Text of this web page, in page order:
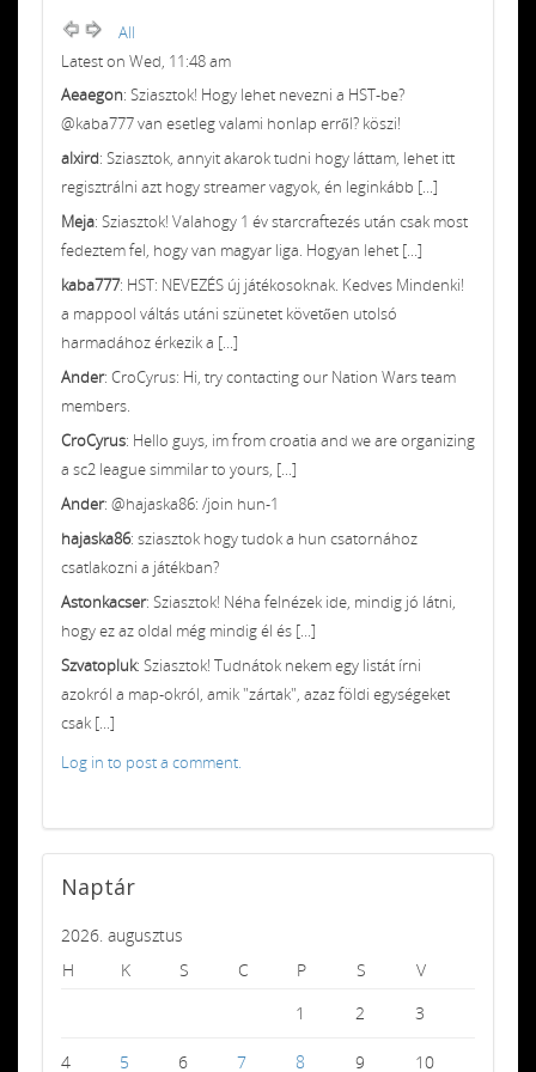
All
Latest on Wed, 11:48 am
Aeaegon: Sziasztok! Hogy lehet nevezni a HST-be?
@kaba777 van esetleg valami honlap erről? köszi!
alxird: Sziasztok, annyit akarok tudni hogy láttam, lehet itt
regisztrálni azt hogy streamer vagyok, én leginkább [...]
Meja: Sziasztok! Valahogy 1 év starcraftezés után csak most
fedeztem fel, hogy van magyar liga. Hogyan lehet [...]
kaba777: HST: NEVEZÉS új játékosoknak. Kedves Mindenki!
a mappool váltás utáni szünetet követően utolsó
harmadához érkezik a [...]
Ander: CroCyrus: Hi, try contacting our Nation Wars team
members.
CroCyrus: Hello guys, im from croatia and we are organizing
a sc2 league simmilar to yours, [...]
Ander: @hajaska86: /join hun-1
hajaska86: sziasztok hogy tudok a hun csatornához
csatlakozni a játékban?
Astonkacser: Sziasztok! Néha felnézek ide, mindig jó látni,
hogy ez az oldal még mindig él és [...]
Szvatopluk: Sziasztok! Tudnátok nekem egy listát írni
azokról a map-okról, amik "zártak", azaz földi egységeket
csak [...]
Log in to post a comment.
Naptár
2026. augusztus
H
K S C P S
V
1
2 3
4 5 6 7 8 9 10